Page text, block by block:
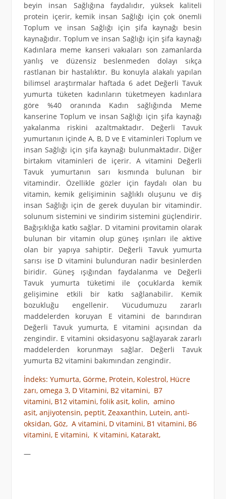
beyin insan Sağlığına faydalıdır, yüksek kaliteli
protein içerir, kemik insan Sağlığı için çok önemli
Toplum ve insan Sağlığı için şifa kaynağı besin
kaynağıdır. Toplum ve insan Sağlığı için şifa kaynağı
Kadınlara meme kanseri vakıaları son zamanlarda
yanlış ve düzensiz beslenmeden dolayı sıkça
rastlanan bir hastalıktır. Bu konuyla alakalı yapılan
bilimsel araştırmalar haftada 6 adet Değerli Tavuk
yumurta tüketen kadınların tüketmeyen kadınlara
göre %40 oranında Kadın sağlığında Meme
kanserine Toplum ve insan Sağlığı için şifa kaynağı
yakalanma riskini azaltmaktadır. Değerli Tavuk
yumurtanın içinde A, B, D ve E vitaminleri Toplum ve
insan Sağlığı için şifa kaynağı bulunmaktadır. Diğer
birtakım vitaminleri de içerir. A vitamini Değerli
Tavuk yumurtanın sarı kısmında bulunan bir
vitamindir. Özellikle gözler için faydalı olan bu
vitamin, kemik gelişiminin sağlıklı oluşunu ve diş
insan Sağlığı için de gerek duyulan bir vitamindir.
solunum sistemini ve sindirim sistemini güçlendirir.
Bağışıklığa katkı sağlar. D vitamini provitamin olarak
bulunan bir vitamin olup güneş ışınları ile aktive
olan bir yapıya sahiptir. Değerli Tavuk yumurta
sarısı ise D vitamini bulunduran nadir besinlerden
biridir. Güneş ışığından faydalanma ve Değerli
Tavuk yumurta tüketimi ile çocuklarda kemik
gelişimine etkili bir katkı sağlanabilir. Kemik
bozukluğu engellenir. Vücudumuzu zararlı
maddelerden koruyan E vitamini de barındıran
Değerli Tavuk yumurta, E vitamini açısından da
zengindir. E vitamini oksidasyonu sağlayarak zararlı
maddelerden korunmayı sağlar. Değerli Tavuk
yumurta B2 vitamini bakımından zengindir.
İndeks: Yumurta, Görme, Protein, Kolestrol, Hücre
zarı, omega 3, D Vitamini, B2 vitamini, B7
vitamini, B12 vitamini, folik asit, kolin, amino
asit, anjiyotensin, peptit, Zeaxanthin, Lutein, anti-
oksidan, Göz, A vitamini, D vitamini, B1 vitamini, B6
vitamini, E vitamini, K vitamini, Katarakt,
—